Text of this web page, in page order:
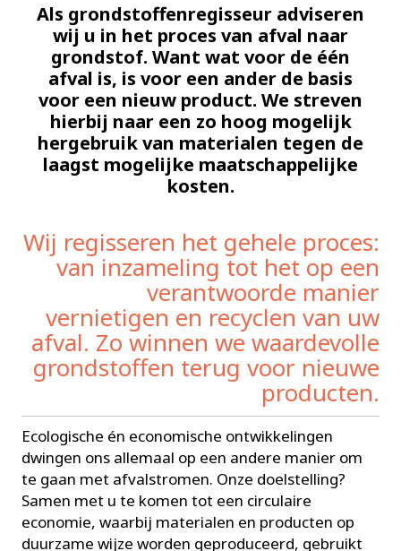
Als grondstoffenregisseur adviseren
wij u in het proces van afval naar
grondstof. Want wat voor de één
afval is, is voor een ander de basis
voor een nieuw product. We streven
hierbij naar een zo hoog mogelijk
hergebruik van materialen tegen de
laagst mogelijke maatschappelijke
kosten.
Ecologische én economische ontwikkelingen
dwingen ons allemaal op een andere manier om
te gaan met afvalstromen. Onze doelstelling?
Samen met u te komen tot een circulaire
economie, waarbij materialen en producten op
duurzame wijze worden geproduceerd, gebruikt
Wij regisseren het gehele proces:
van inzameling tot het op een
verantwoorde manier
vernietigen en recyclen van uw
afval. Zo winnen we waardevolle
grondstoffen terug voor nieuwe
producten.